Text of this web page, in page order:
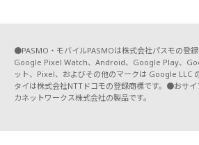
●PASMO・モバイルPASMOは株式会社パスモの登録
Google Pixel Watch、Android、Google Play、
ット、Pixel、およびその他のマークは Google LLC
タイは株式会社NTTドコモの登録商標です。●おサイ
カネットワークス株式会社の製品です。